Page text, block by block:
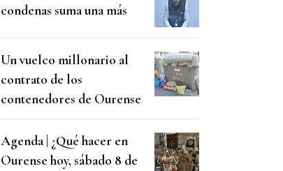
condenas suma una más
Un vuelco millonario al
contrato de los
contenedores de Ourense
Agenda | ¿Qué hacer en
Ourense hoy, sábado 8 de